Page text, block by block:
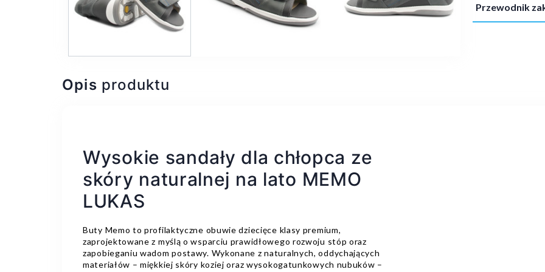
Przewodnik
Opis produktu
Wysokie sandały dla chłopca ze
skóry naturalnej na lato MEMO
LUKAS
Buty Memo to profilaktyczne obuwie dziecięce klasy premium,
zaprojektowane z myślą o wsparciu prawidłowego rozwoju stóp oraz
zapobieganiu wadom postawy. Wykonane z naturalnych, oddychających
materiałów – miękkiej skóry koziej oraz wysokogatunkowych nubuków –